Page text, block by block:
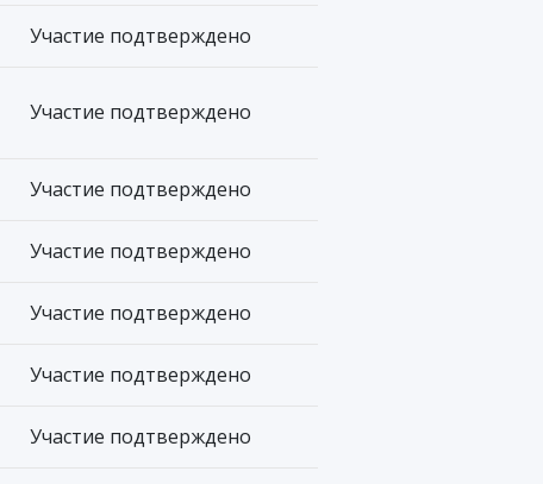
Участие подтверждено
Участие подтверждено
Участие подтверждено
Участие подтверждено
Участие подтверждено
Участие подтверждено
Участие подтверждено